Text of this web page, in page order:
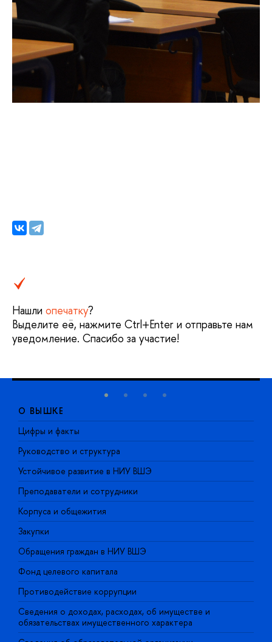
Нашли опечатку?
Выделите её, нажмите Ctrl+Enter и отправьте нам
уведомление. Спасибо за участие!
О ВЫШКЕ
Цифры и факты
Руководство и структура
Устойчивое развитие в НИУ ВШЭ
Преподаватели и сотрудники
Корпуса и общежития
Закупки
Обращения граждан в НИУ ВШЭ
Фонд целевого капитала
Противодействие коррупции
Сведения о доходах, расходах, об имуществе и
обязательствах имущественного характера